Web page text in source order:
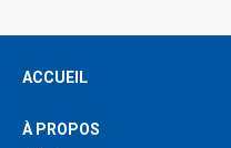
ACCUEIL
À PROPOS